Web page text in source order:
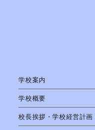
学校案内
学校概要
校長挨拶・学校経営計画